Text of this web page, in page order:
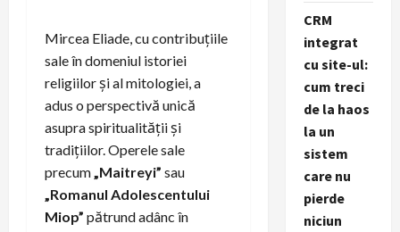
Mircea Eliade, cu contribuțiile
sale în domeniul istoriei
religiilor și al mitologiei, a
adus o perspectivă unică
asupra spiritualității și
tradițiilor. Operele sale
precum „Maitreyi” sau
„Romanul Adolescentului
Miop” pătrund adânc în
CRM
integrat
cu site-ul:
cum treci
de la haos
la un
sistem
care nu
pierde
niciun